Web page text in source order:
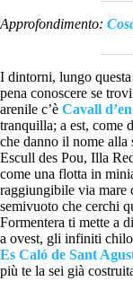
Approfondimento:
I dintorni, lungo
pena conoscere se
arenile c’è Cavall
tranquilla; a est, come
che danno il nome
Escull des Pou, Illa
come una flotta in
raggiungibile via mare
semivuoto che cerchi
Formentera ti mette a
a ovest, gli infiniti
Es Caló de Sant
più te la sei già